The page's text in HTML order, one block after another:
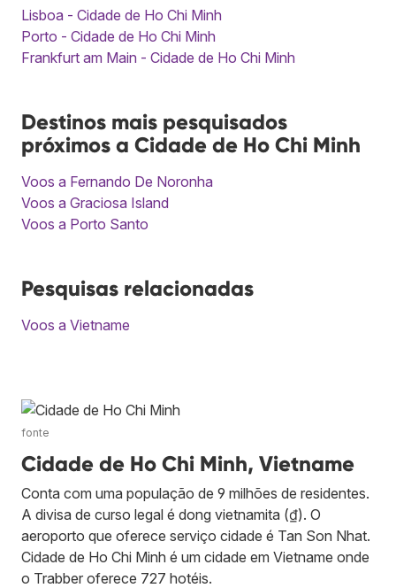
Lisboa - Cidade de Ho Chi Minh
Porto - Cidade de Ho Chi Minh
Frankfurt am Main - Cidade de Ho Chi Minh
Destinos mais pesquisados
próximos a Cidade de Ho Chi Minh
Voos a Fernando De Noronha
Voos a Graciosa Island
Voos a Porto Santo
Pesquisas relacionadas
Voos a Vietname
fonte
Cidade de Ho Chi Minh, Vietname
Conta com uma população de 9 milhões de residentes.
A divisa de curso legal é dong vietnamita (₫). O
aeroporto que oferece serviço cidade é Tan Son Nhat.
Cidade de Ho Chi Minh é um cidade em Vietname onde
o Trabber oferece 727 hotéis.